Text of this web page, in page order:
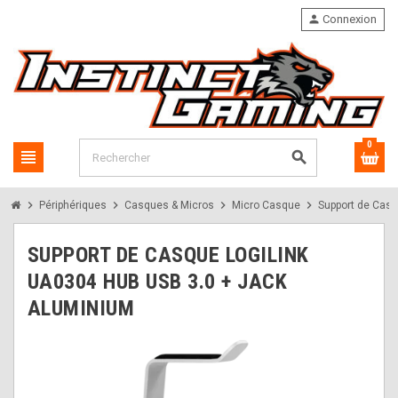
view_headline search
person Connexion
0
chevron_right Périphériques chevron_right Casques & Micros chevron_right Micro Casque chevron_right Support de
SUPPORT DE CASQUE LOGILINK
UA0304 HUB USB 3.0 + JACK
ALUMINIUM